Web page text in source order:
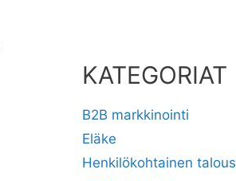
KATEGORIAT
B2B markkinointi
Eläke
Henkilökohtainen talous